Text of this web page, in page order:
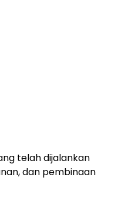
telah dijalankan
dan pembinaan